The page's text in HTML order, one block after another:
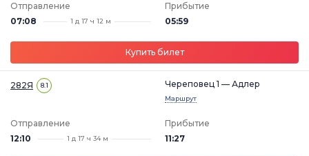
Отправление
07:08
1 д 17 ч 12 м
Прибытие
05:59
Купить билет
282Я 8.1 Череповец 1 — Адлер
Маршрут
Отправление
12:10
1 д 17 ч 34 м
Прибытие
11:27